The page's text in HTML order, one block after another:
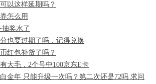
以这样延期吗？
怎么用
奖水了
也要过期了吗，记得兑换
红包补货了吗？
大毛，2个号中100京东E卡
金年 只能升级一次吗？第二次还是72吗 求问